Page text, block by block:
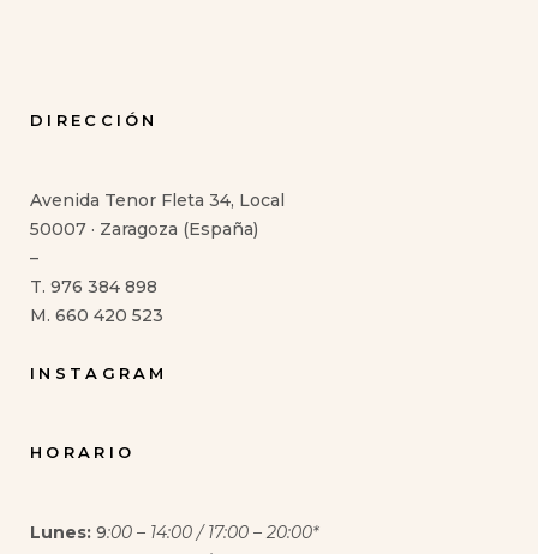
DIRECCIÓN
Avenida Tenor Fleta 34, Local
50007 · Zaragoza (España)
–
T. 976 384 898
M. 660 420 523
INSTAGRAM
HORARIO
Lunes: 9:00 – 14:00 / 17:00 – 20:00*